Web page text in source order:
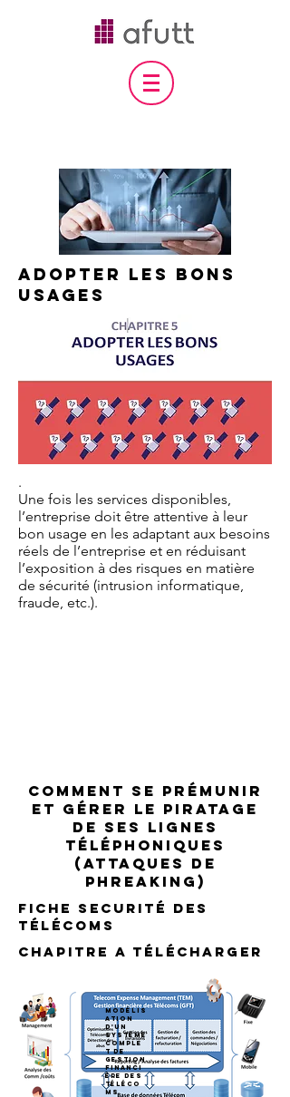
adopter les bons
usages
.
Une fois les services disponibles,
l’entreprise doit être attentive à leur
bon usage en les adaptant aux besoins
réels de l’entreprise et en réduisant
l’exposition à des risques en matière
de sécurité (intrusion informatique,
fraude, etc.).
comment se prémunir
et gérer le piratage
de ses lignes
téléphoniques
(attaques de
phreaking)
fiche securité des
télécoms
chapitre a télécharger
modélis
ation
d'un
système
comple
t de
gestion
financi
ère des
téléco
ms